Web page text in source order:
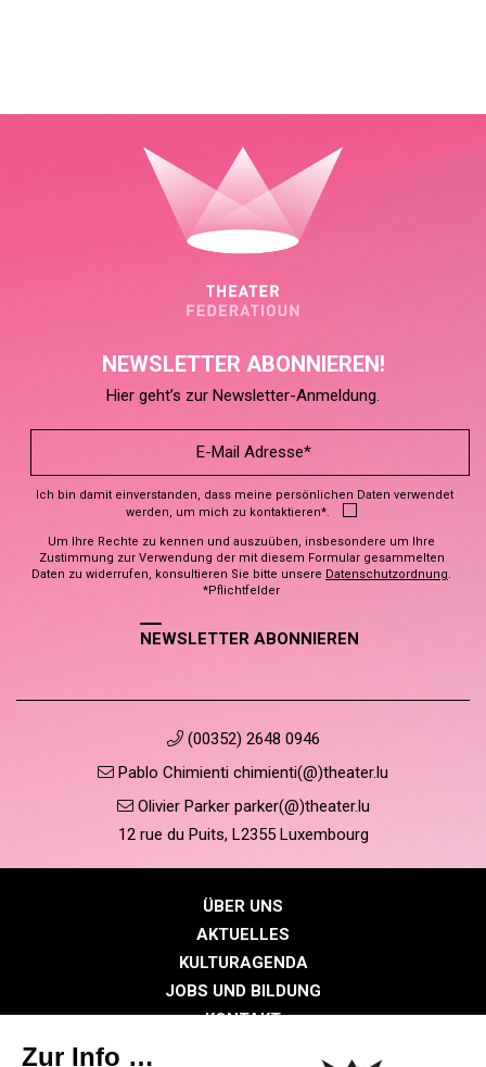
NEWSLETTER ABONNIEREN!
Hier geht’s zur Newsletter-Anmeldung.
Ich bin damit einverstanden, dass meine persönlichen Daten verwendet
werden, um mich zu kontaktieren*.
Um Ihre Rechte zu kennen und auszuüben, insbesondere um Ihre
Zustimmung zur Verwendung der mit diesem Formular gesammelten
Daten zu widerrufen, konsultieren Sie bitte unsere Datenschutzordnung.
*Pflichtfelder
NEWSLETTER ABONNIEREN
(00352) 2648 0946
Pablo Chimienti chimienti(@)theater.lu
Olivier Parker parker(@)theater.lu
12 rue du Puits, L2355 Luxembourg
ÜBER UNS
AKTUELLES
KULTURAGENDA
JOBS UND BILDUNG
KONTAKT